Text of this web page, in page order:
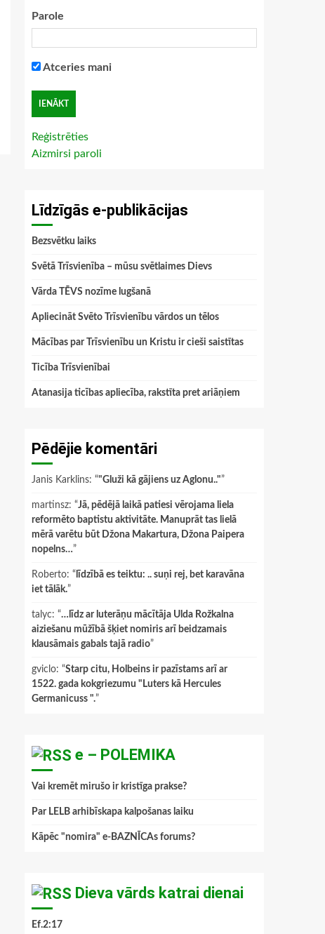
Parole
Atceries mani
Reģistrēties
Aizmirsi paroli
Līdzīgās e-publikācijas
Bezsvētku laiks
Svētā Trīsvienība – mūsu svētlaimes Dievs
Vārda TĒVS nozīme lugšanā
Apliecināt Svēto Trīsvienību vārdos un tēlos
Mācības par Trīsvienību un Kristu ir cieši saistītas
Ticība Trīsvienībai
Atanasija ticības apliecība, rakstīta pret ariāņiem
Pēdējie komentāri
Janis Karklins: “"Gluži kā gājiens uz Aglonu.."”
martinsz: “Jā, pēdējā laikā patiesi vērojama liela
reformēto baptistu aktivitāte. Manuprāt tas lielā
mērā varētu būt Džona Makartura, Džona Paipera
nopelns…”
Roberto: “ līdzībā es teiktu: .. suņi rej, bet karavāna
iet tālāk.”
talyc: “…līdz ar luterāņu mācītāja Ulda Rožkalna
aiziešanu mūžībā šķiet nomiris arī beidzamais
klausāmais gabals tajā radio”
gviclo: “Starp citu, Holbeins ir pazīstams arī ar
1522. gada kokgriezumu "Luters kā Hercules
Germanicuss ".”
e – POLEMIKA
Vai kremēt mirušo ir kristīga prakse?
Par LELB arhibīskapa kalpošanas laiku
Kāpēc "nomira" e-BAZNĪCAs forums?
Dieva vārds katrai dienai
Ef.2:17